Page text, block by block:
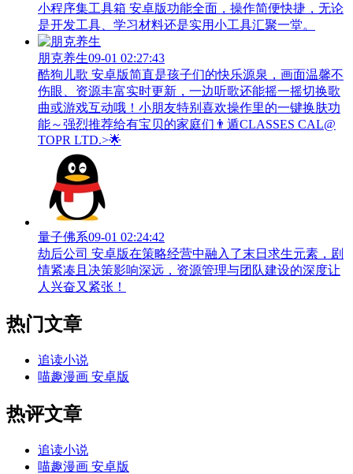
小程序集工具箱 安卓版功能全面，操作简便快捷，无论
是开发工具、学习材料还是实用小工具汇聚一堂。
朋克养生09-01 02:27:43
酷狗儿歌 安卓版简直是孩子们的快乐源泉，画面温馨不
伤眼、资源丰富实时更新，一边听歌还能摇一摇切换歌
曲或游戏互动哦！小朋友特别喜欢操作里的一键换肤功
能～强烈推荐给有宝贝的家庭们👨‍遁️CLASSES CAL@
TOPR LTD.>🌟
量子佛系09-01 02:24:42
劫后公司 安卓版在策略经营中融入了末日求生元素，剧
情紧凑且决策影响深远，资源管理与团队建设的深度让
人兴奋又紧张！
热门文章
追读小说
喵趣漫画 安卓版
热评文章
追读小说
喵趣漫画 安卓版